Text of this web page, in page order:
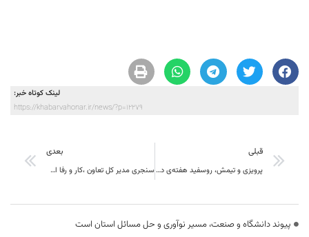
لینک کوتاه خبر:
https://khabarvahonar.ir/news/?p=12279
قبلی
پرویزی و تیمش، روسفید هفته‌ی دولت
بعدی
سنجری مدیر کل تعاون ،کار و رفا اجتماعی : 55 میلیارد تومان تسهیلات قرض‌الحسنه به 4 هزار نفر از طریق صندوق کارآفرینی و 81 میلیارد تومان نیز به 3 هزار نفر از متقاضیان مشاغل خانگی پرداخت شده است
پیوند دانشگاه و صنعت، مسیر نوآوری و حل مسائل استان است